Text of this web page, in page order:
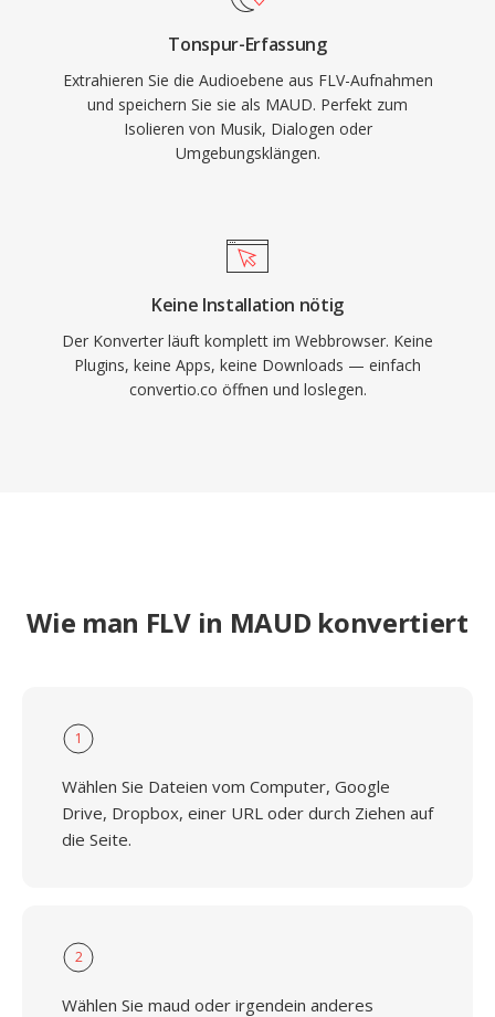
Tonspur-Erfassung
Extrahieren Sie die Audioebene aus FLV-Aufnahmen
und speichern Sie sie als MAUD. Perfekt zum
Isolieren von Musik, Dialogen oder
Umgebungsklängen.
Keine Installation nötig
Der Konverter läuft komplett im Webbrowser. Keine
Plugins, keine Apps, keine Downloads — einfach
convertio.co öffnen und loslegen.
Wie man FLV in MAUD konvertiert
1
Wählen Sie Dateien vom Computer, Google
Drive, Dropbox, einer URL oder durch Ziehen auf
die Seite.
2
Wählen Sie maud oder irgendein anderes